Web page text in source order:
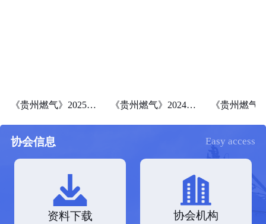
《贵州燃气》2025年第一期（总第101期） 《贵州燃气》2024年第四期（总第100期）
协会信息 Easy access
资料下载 协会机构